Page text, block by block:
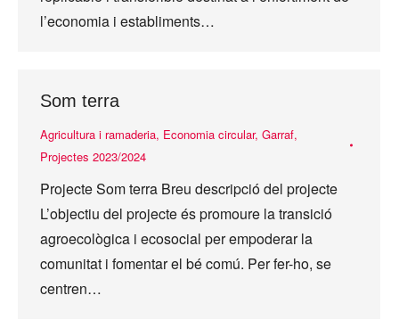
l’economia i establiments…
Som terra
Agricultura i ramaderia, Economia circular, Garraf,
Projectes 2023/2024
Projecte Som terra Breu descripció del projecte
L’objectiu del projecte és promoure la transició
agroecològica i ecosocial per empoderar la
comunitat i fomentar el bé comú. Per fer-ho, se
centren…